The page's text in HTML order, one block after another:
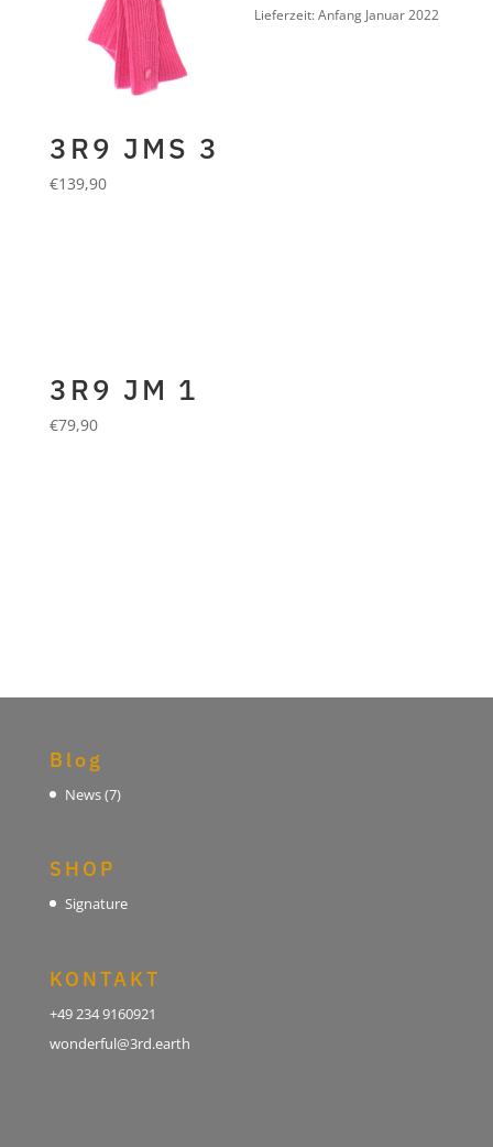
3R9 JMS 3
€139,90
Lieferzeit:Anfang Januar 2022
3R9 JM 1
€79,90
Blog
News(7)
SHOP
Signature
KONTAKT
+49 234 9160921
wonderful@3rd.earth